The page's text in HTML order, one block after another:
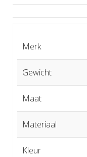
Merk
Gewicht
Maat
Materiaal
Kleur